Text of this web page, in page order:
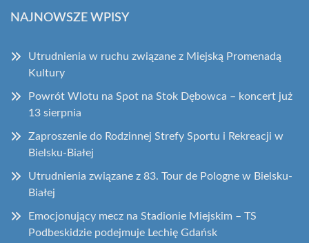
NAJNOWSZE WPISY
Utrudnienia w ruchu związane z Miejską Promenadą
Kultury
Powrót Wlotu na Spot na Stok Dębowca – koncert już
13 sierpnia
Zaproszenie do Rodzinnej Strefy Sportu i Rekreacji w
Bielsku-Białej
Utrudnienia związane z 83. Tour de Pologne w Bielsku-
Białej
Emocjonujący mecz na Stadionie Miejskim – TS
Podbeskidzie podejmuje Lechię Gdańsk